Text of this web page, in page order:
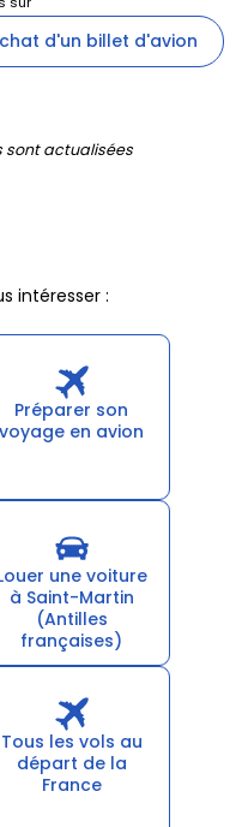
d'un billet d'avion
sont actualisées
intéresser :
Préparer son
voyage en avion
une voiture
à Saint-Martin
(Antilles
françaises)
Tous les vols au
départ de la
France